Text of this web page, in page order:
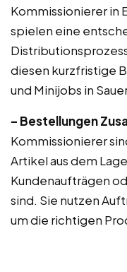
Kommissionierer in
spielen eine
diesen kurzfristige
und Minijobs in
– Bestellungen
Kommissionierer
Artikel aus dem
Kundenaufträgen
sind. Sie nutzen
um die richtigen